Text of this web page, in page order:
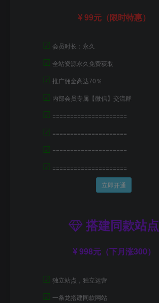
99元（限时特惠）
☑ 会员时长：永久
☑ 全站资源永久免费获取
☑ 推广佣金高达70％
☑ 内部会员专属【微信】交流群
☑ =====================
☑ =====================
☑ =====================
☑ =====================
立即开通
搭建同款站点
998元（下月涨300）
☑ 独立站点，独立运营
☑ 一条龙搭建同款网站